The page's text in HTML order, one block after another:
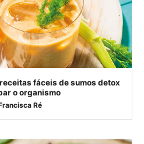
fáceis de sumos detox
o organismo
Ré